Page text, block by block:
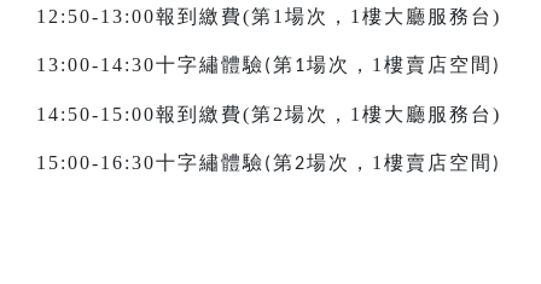
12:50-13:00報到繳費(第1場次，1樓大廳服務台)
13:00-14:30十字繡體驗(第1場次，1樓賣店空間 )
14:50-15:00報到繳費(第2場次，1樓大廳服務台)
15:00-16:30十字繡體驗(第2場次，1樓賣店空間 )